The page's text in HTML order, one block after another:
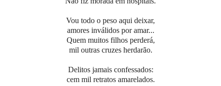
Vou todo o peso aqui deixar,
amores inválidos por amar...
Quem muitos filhos perderá,
mil outras cruzes herdarão.
Delitos jamais confessados:
cem mil retratos amarelados.